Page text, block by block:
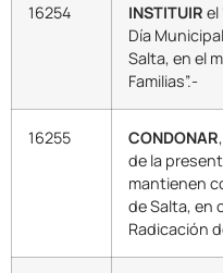
16254 INSTITUIR el
Día
Salta, en el
Familias”.-
16255 CONDONAR
de la
mantienen
de Salta, en
Radicación